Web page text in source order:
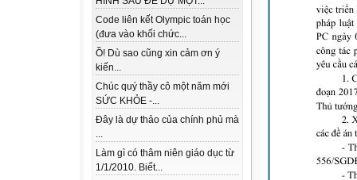
Code liên kết Olympic toán học
(đưa vào khối chức...
Ồ! Dù sao cũng xin cảm ơn ý
kiến...
Chúc quý thầy cô một năm mới
SỨC KHỎE -...
Đây là dự thảo của chính phủ mà
...
Làm gì có thâm niên giáo dục từ
1/1/2010. Biết...